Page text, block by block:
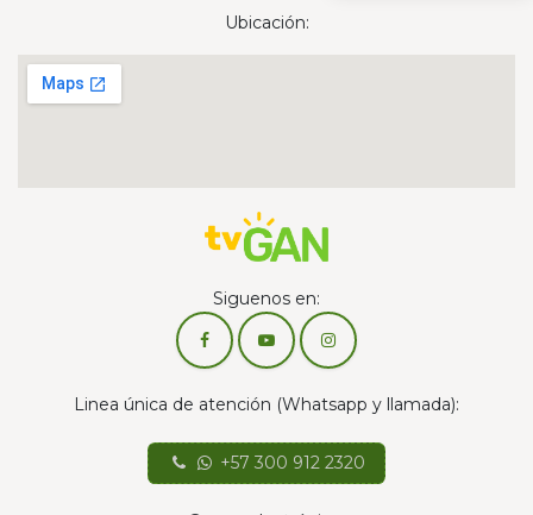
Ubicación:
Siguenos en:
Linea única de atención (Whatsapp y llamada):
+57 300 912 2320